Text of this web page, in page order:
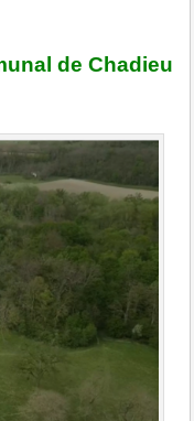
de Chadieu